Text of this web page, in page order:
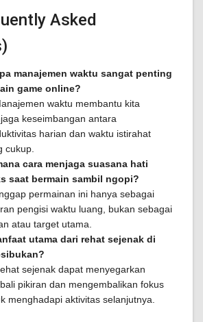
Asked
manajemen waktu sangat penting
game online?
waktu membantu kita
keseimbangan antara
harian dan waktu istirahat
cukup.
cara menjaga suasana hati
saat bermain sambil ngopi?
permainan ini hanya sebagai
pengisi waktu luang, bukan sebagai
atau target utama.
utama dari rehat sejenak di
sejenak dapat menyegarkan
pikiran dan mengembalikan fokus
menghadapi aktivitas selanjutnya.